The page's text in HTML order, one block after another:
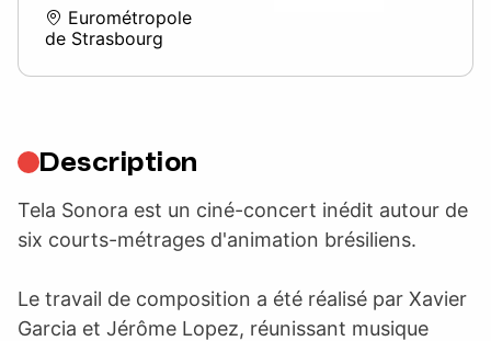
Eurométropole
de Strasbourg
Description
Tela Sonora est un ciné-concert inédit autour de
six courts-métrages d'animation brésiliens.
Le travail de composition a été réalisé par Xavier
Garcia et Jérôme Lopez, réunissant musique